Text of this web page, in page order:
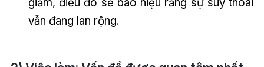
vẫn đang lan rộng.